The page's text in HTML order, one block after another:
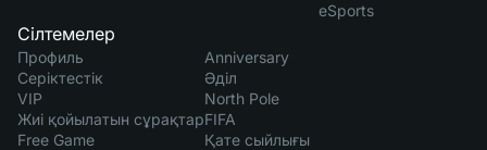
eSports
Сілтемелер
Профиль
Серіктестік
VIP
Жиі қойылатын сұрақтар
Free Game
Anniversary
Әділ
North Pole
FIFA
Қате сыйлығы